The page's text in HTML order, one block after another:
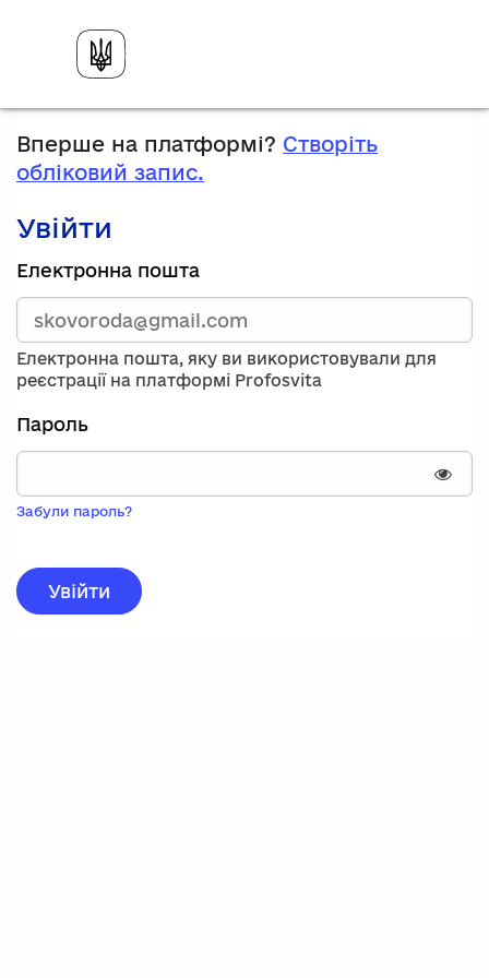
Вперше на платформі? Створіть
обліковий запис.
Увійти
Зареєструйтесь,
використавши
електронну
адресу
та
пароль.
Якщо
вас
немає
запису,
натисніть
реєстрації.
Електронна пошта
Електронна пошта, яку ви використовували для
реєстрації на платформі Profosvita
Пароль
Забули пароль?
Увійти